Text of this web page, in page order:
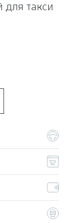
для такси